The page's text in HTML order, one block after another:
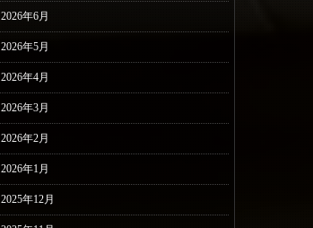
2026年6月
2026年5月
2026年4月
2026年3月
2026年2月
2026年1月
2025年12月